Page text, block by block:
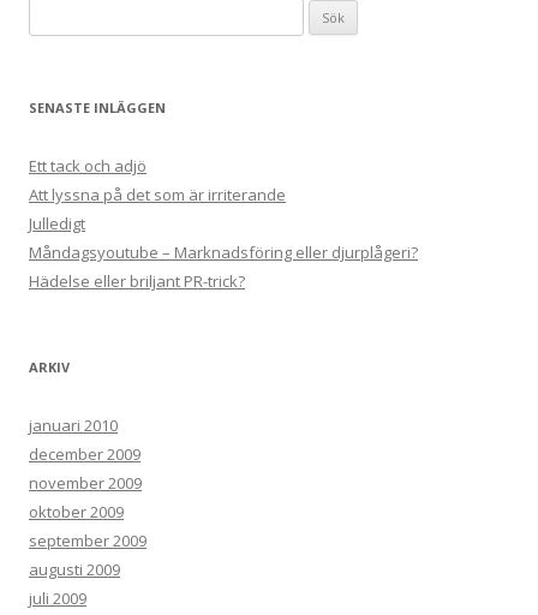
efter:
SENASTE INLÄGGEN
Ett tack och adjö
Att lyssna på det som är irriterande
Julledigt
Måndagsyoutube – Marknadsföring eller djurplågeri?
Hädelse eller briljant PR-trick?
ARKIV
januari 2010
december 2009
november 2009
oktober 2009
september 2009
augusti 2009
juli 2009